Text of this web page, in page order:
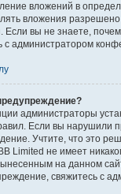
вложений в
вложения
Если вы не знаете,
с администратором
администраторы
Если вы нарушили
Учтите, что это
Limited не имеет
на данном
свяжитесь с